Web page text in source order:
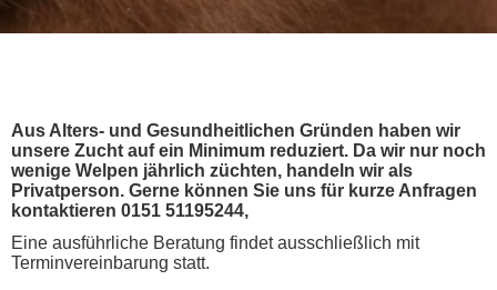
Aus Alters- und Gesundheitlichen Gründen haben wir
unsere Zucht auf ein Minimum reduziert. Da wir nur noch
wenige Welpen jährlich züchten, handeln wir als
Privatperson. Gerne können Sie uns für kurze Anfragen
kontaktieren 0151 51195244,
Eine ausführliche Beratung findet ausschließlich mit
Terminvereinbarung statt.